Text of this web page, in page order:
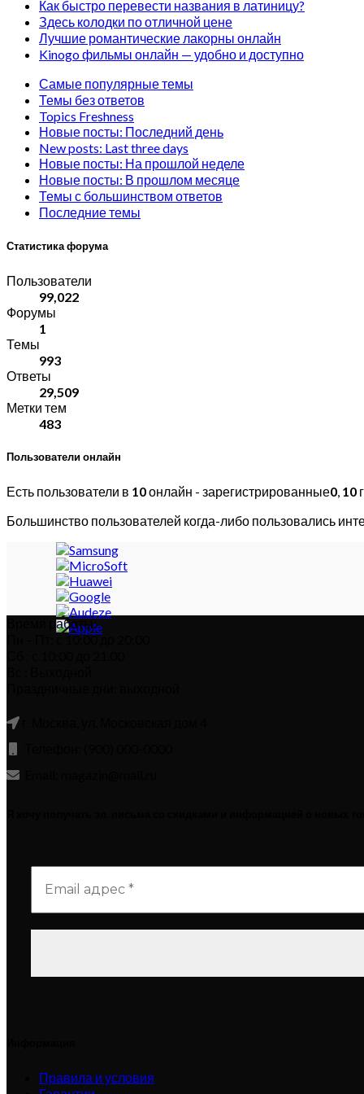
Как быстро перевести названия в латиницу?
Здесь колодки по отличной цене
Лучшие романтические лакорны онлайн
Kinogo фильмы онлайн — удобно и доступно
Самые популярные темы
Темы без ответов
Topics Freshness
Новые посты: Последний день
New posts: Last three days
Новые посты: На прошлой неделе
Новые посты: В прошлом месяце
Темы с большинством ответов
Последние темы
Статистика форума
Пользователи
99,022
Форумы
1
Темы
993
Ответы
29,509
Метки тем
483
Пользователи онлайн
Есть пользователи в 10онлайн - зарегистрированные0, 10
Большинство пользователей когда-либо пользовались
Время работы:
Пн – Пт: с 10:00 до 20:00
Правила и условия